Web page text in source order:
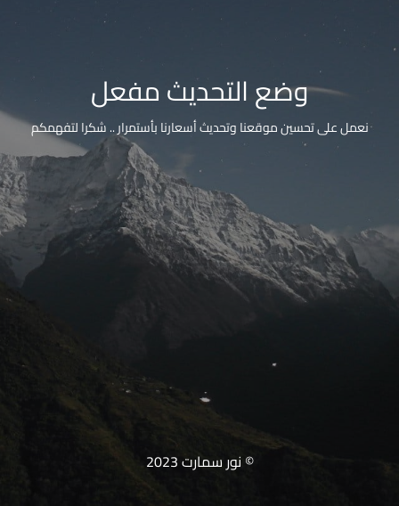
وضع التحديث مفعل
نعمل على تحسين موقعنا وتحديث أسعارنا بأستمرار .. شكرا لتفهمكم
© نور سمارت 2023